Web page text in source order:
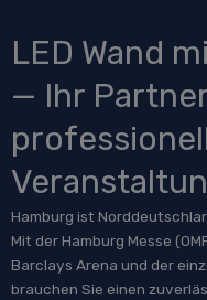
LED Wand
— Ihr
Hamburg ist
Mit der Hamburg Messe
Barclays Arena und der
brauchen Sie einen